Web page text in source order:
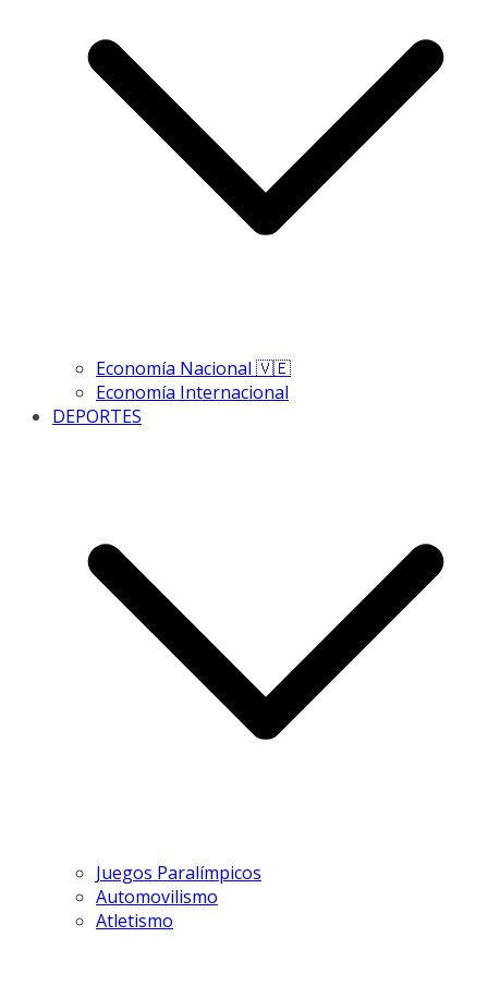
Economía Nacional 🇻🇪
Economía Internacional
DEPORTES
Juegos Paralímpicos
Automovilismo
Atletismo